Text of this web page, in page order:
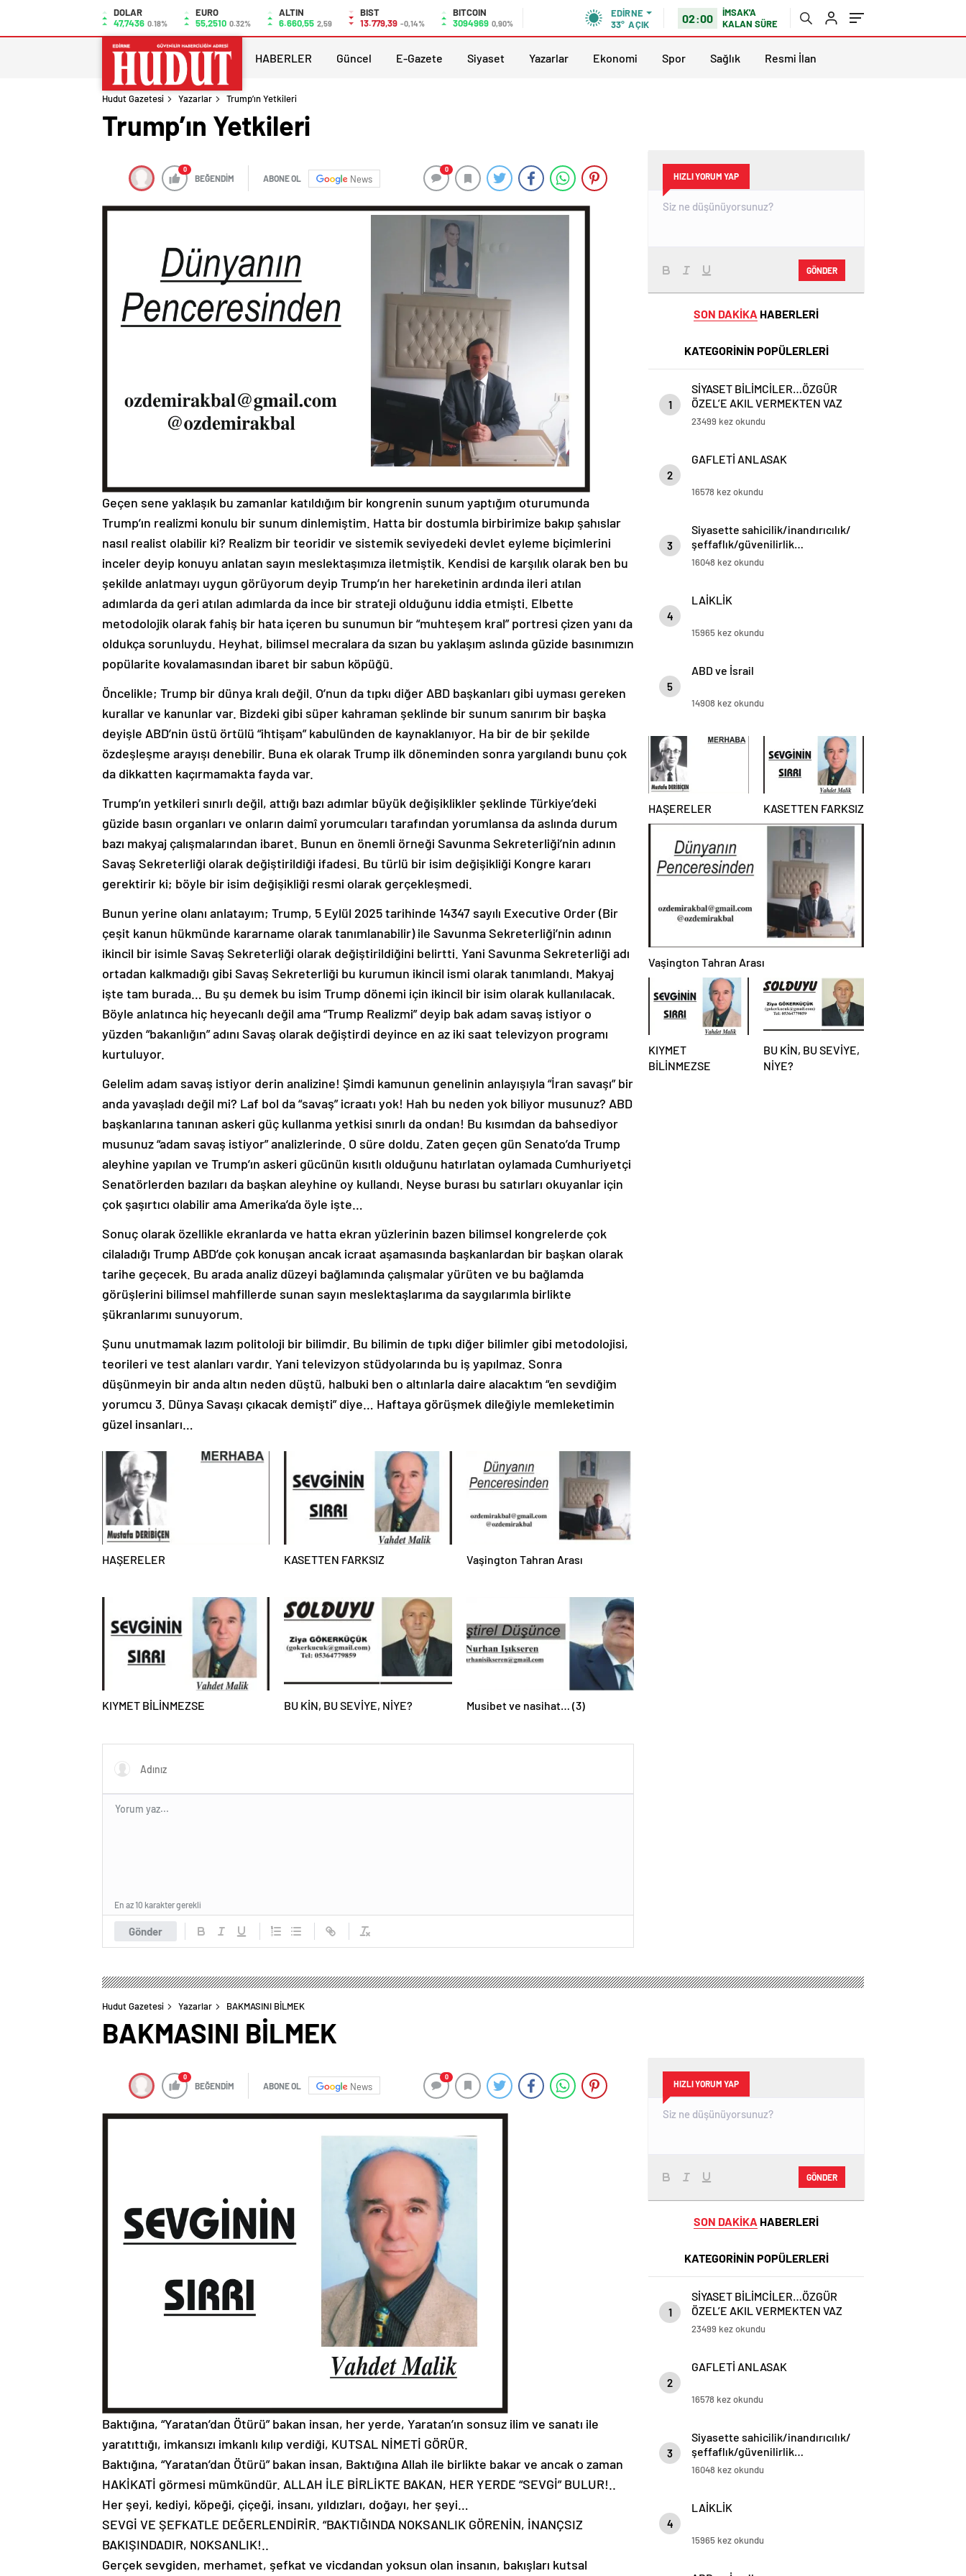
DOLAR
47,7436 0.18%
EURO
55,2510 0.32%
ALTIN
6.660,55 2,59
BIST
13.779,39 -0,14%
BITCOIN
3094969 0,90%
EDIRNE
33° AÇIK 02:00
İMSAK'A
KALAN SÜRE
HABERLER Güncel E-Gazete Siyaset Yazarlar Ekonomi Spor Sağlık Resmi İlan
Hudut Gazetesi Yazarlar Trump’ın Yetkileri
Trump’ın Yetkileri
0
BEĞENDİM ABONE OL News
0
Geçen sene yaklaşık bu zamanlar katıldığım bir kongrenin sunum yaptığım oturumunda
Trump’ın realizmi konulu bir sunum dinlemiştim. Hatta bir dostumla birbirimize bakıp şahıslar
nasıl realist olabilir ki? Realizm bir teoridir ve sistemik seviyedeki devlet eyleme biçimlerini
inceler deyip konuyu anlatan sayın meslektaşımıza iletmiştik. Kendisi de karşılık olarak ben bu
şekilde anlatmayı uygun görüyorum deyip Trump’ın her hareketinin ardında ileri atılan
adımlarda da geri atılan adımlarda da ince bir strateji olduğunu iddia etmişti. Elbette
metodolojik olarak fahiş bir hata içeren bu sunumun bir “muhteşem kral” portresi çizen yanı da
oldukça sorunluydu. Heyhat, bilimsel mecralara da sızan bu yaklaşım aslında güzide basınımızın
popülarite kovalamasından ibaret bir sabun köpüğü.
Öncelikle; Trump bir dünya kralı değil. O’nun da tıpkı diğer ABD başkanları gibi uyması gereken
kurallar ve kanunlar var. Bizdeki gibi süper kahraman şeklinde bir sunum sanırım bir başka
deyişle ABD’nin üstü örtülü “ihtişam” kabulünden de kaynaklanıyor. Ha bir de bir şekilde
özdeşleşme arayışı denebilir. Buna ek olarak Trump ilk döneminden sonra yargılandı bunu çok
da dikkatten kaçırmamakta fayda var.
Trump’ın yetkileri sınırlı değil, attığı bazı adımlar büyük değişiklikler şeklinde Türkiye’deki
güzide basın organları ve onların daimî yorumcuları tarafından yorumlansa da aslında durum
bazı makyaj çalışmalarından ibaret. Bunun en önemli örneği Savunma Sekreterliği’nin adının
Savaş Sekreterliği olarak değiştirildiği ifadesi. Bu türlü bir isim değişikliği Kongre kararı
gerektirir ki; böyle bir isim değişikliği resmi olarak gerçekleşmedi.
Bunun yerine olanı anlatayım; Trump, 5 Eylül 2025 tarihinde 14347 sayılı Executive Order (Bir
çeşit kanun hükmünde kararname olarak tanımlanabilir) ile Savunma Sekreterliği’nin adının
ikincil bir isimle Savaş Sekreterliği olarak değiştirildiğini belirtti. Yani Savunma Sekreterliği adı
ortadan kalkmadığı gibi Savaş Sekreterliği bu kurumun ikincil ismi olarak tanımlandı. Makyaj
işte tam burada… Bu şu demek bu isim Trump dönemi için ikincil bir isim olarak kullanılacak.
Böyle anlatınca hiç heyecanlı değil ama “Trump Realizmi” deyip bak adam savaş istiyor o
yüzden “bakanlığın” adını Savaş olarak değiştirdi deyince en az iki saat televizyon programı
kurtuluyor.
Gelelim adam savaş istiyor derin analizine! Şimdi kamunun genelinin anlayışıyla “İran savaşı” bir
anda yavaşladı değil mi? Laf bol da “savaş” icraatı yok! Hah bu neden yok biliyor musunuz? ABD
başkanlarına tanınan askeri güç kullanma yetkisi sınırlı da ondan! Bu kısımdan da bahsediyor
musunuz “adam savaş istiyor” analizlerinde. O süre doldu. Zaten geçen gün Senato’da Trump
aleyhine yapılan ve Trump’ın askeri gücünün kısıtlı olduğunu hatırlatan oylamada Cumhuriyetçi
Senatörlerden bazıları da başkan aleyhine oy kullandı. Neyse burası bu satırları okuyanlar için
çok şaşırtıcı olabilir ama Amerika’da öyle işte…
Sonuç olarak özellikle ekranlarda ve hatta ekran yüzlerinin bazen bilimsel kongrelerde çok
cilaladığı Trump ABD’de çok konuşan ancak icraat aşamasında başkanlardan bir başkan olarak
tarihe geçecek. Bu arada analiz düzeyi bağlamında çalışmalar yürüten ve bu bağlamda
görüşlerini bilimsel mahfillerde sunan sayın meslektaşlarıma da saygılarımla birlikte
şükranlarımı sunuyorum.
Şunu unutmamak lazım politoloji bir bilimdir. Bu bilimin de tıpkı diğer bilimler gibi metodolojisi,
teorileri ve test alanları vardır. Yani televizyon stüdyolarında bu iş yapılmaz. Sonra
düşünmeyin bir anda altın neden düştü, halbuki ben o altınlarla daire alacaktım “en sevdiğim
yorumcu 3. Dünya Savaşı çıkacak demişti” diye… Haftaya görüşmek dileğiyle memleketimin
güzel insanları…
HAŞERELER KASETTEN FARKSIZ Vaşington Tahran Arası
KIYMET BİLİNMEZSE BU KİN, BU SEVİYE, NİYE? Musibet ve nasihat… (3)
Gönder
En az 10 karakter gerekli
HIZLI YORUM YAP
GÖNDER
SON DAKİKA HABERLERİ
KATEGORİNİN POPÜLERLERİ
1
SİYASET BİLİMCİLER…ÖZGÜR
ÖZEL’E AKIL VERMEKTEN VAZ
GEÇİN..
23499 kez okundu
2
GAFLETİ ANLASAK
16578 kez okundu
3
Siyasette sahicilik/inandırıcılık/
şeffaflık/güvenilirlik…
16048 kez okundu
4
LAİKLİK
15965 kez okundu
5
ABD ve İsrail
14908 kez okundu
HAŞERELER KASETTEN FARKSIZ
Vaşington Tahran Arası
KIYMET
BİLİNMEZSE
BU KİN, BU SEVİYE,
NİYE?
Hudut Gazetesi Yazarlar BAKMASINI BİLMEK
BAKMASINI BİLMEK
0
BEĞENDİM ABONE OL News
0
Baktığına, “Yaratan’dan Ötürü” bakan insan, her yerde, Yaratan’ın sonsuz ilim ve sanatı ile
yaratıttığı, imkansızı imkanlı kılıp verdiği, KUTSAL NİMETİ GÖRÜR.
Baktığına, “Yaratan’dan Ötürü” bakan insan, Baktığına Allah ile birlikte bakar ve ancak o zaman
HAKİKATİ görmesi mümkündür. ALLAH İLE BİRLİKTE BAKAN, HER YERDE “SEVGİ” BULUR!..
Her şeyi, kediyi, köpeği, çiçeği, insanı, yıldızları, doğayı, her şeyi…
SEVGİ VE ŞEFKATLE DEĞERLENDİRİR. “BAKTIĞINDA NOKSANLIK GÖRENİN, İNANÇSIZ
BAKIŞINDADIR, NOKSANLIK!..
Gerçek sevgiden, merhamet, şefkat ve vicdandan yoksun olan insanın, bakışları kutsal
HIZLI YORUM YAP
GÖNDER
SON DAKİKA HABERLERİ
KATEGORİNİN POPÜLERLERİ
1
SİYASET BİLİMCİLER…ÖZGÜR
ÖZEL’E AKIL VERMEKTEN VAZ
GEÇİN..
23499 kez okundu
2
GAFLETİ ANLASAK
16578 kez okundu
3
Siyasette sahicilik/inandırıcılık/
şeffaflık/güvenilirlik…
16048 kez okundu
4
LAİKLİK
15965 kez okundu